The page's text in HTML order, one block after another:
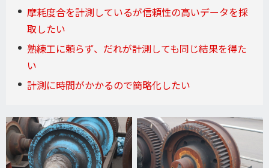
摩耗度合を計測しているが信頼性の高いデータを採
取したい
熟練工に頼らず、だれが計測しても同じ結果を得た
い
計測に時間がかかるので簡略化したい